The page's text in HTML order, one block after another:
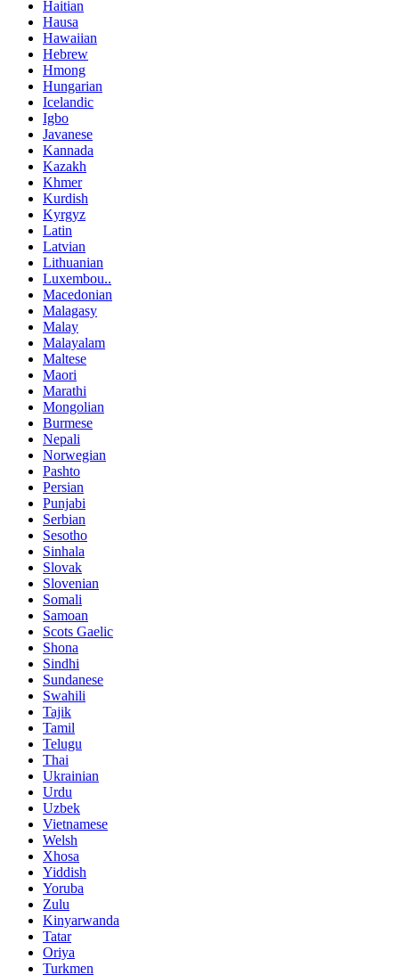
Haitian
Hausa
Hawaiian
Hebrew
Hmong
Hungarian
Icelandic
Igbo
Javanese
Kannada
Kazakh
Khmer
Kurdish
Kyrgyz
Latin
Latvian
Lithuanian
Luxembou..
Macedonian
Malagasy
Malay
Malayalam
Maltese
Maori
Marathi
Mongolian
Burmese
Nepali
Norwegian
Pashto
Persian
Punjabi
Serbian
Sesotho
Sinhala
Slovak
Slovenian
Somali
Samoan
Scots Gaelic
Shona
Sindhi
Sundanese
Swahili
Tajik
Tamil
Telugu
Thai
Ukrainian
Urdu
Uzbek
Vietnamese
Welsh
Xhosa
Yiddish
Yoruba
Zulu
Kinyarwanda
Tatar
Oriya
Turkmen